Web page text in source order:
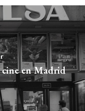
en Madrid